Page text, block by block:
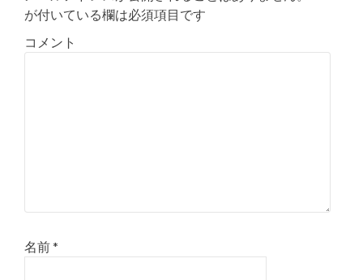
ビ
ゲ
が付いている欄は必須項目です
コメント
名前*